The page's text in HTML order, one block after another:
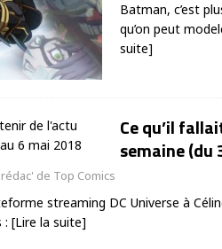
Batman, c’est
qu’on peut
suite]
Ce qu’il
semaine (du
rédac' de Top Comics
streaming DC Universe à
: [Lire la suite]